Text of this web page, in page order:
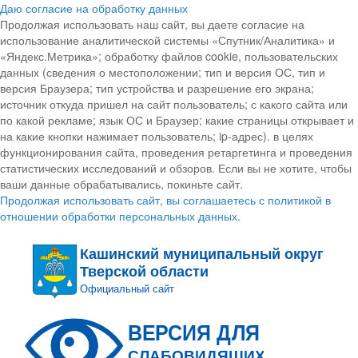
Даю согласие на обработку данных
Продолжая использовать наш сайт, вы даете согласие на
использование аналитической системы «Спутник/Аналитика» и
«Яндекс.Метрика»; обработку файлов cookie, пользовательских
данных (сведения о местоположении; тип и версия ОС, тип и
версия Браузера; тип устройства и разрешение его экрана;
источник откуда пришел на сайт пользователь; с какого сайта или
по какой рекламе; язык ОС и Браузер; какие страницы открывает и
на какие кнопки нажимает пользователь; ip-адрес). в целях
функционирования сайта, проведения ретаргетинга и проведения
статистических исследований и обзоров. Если вы не хотите, чтобы
ваши данные обрабатывались, покиньте сайт.
Продолжая использовать сайт, вы соглашаетесь с политикой в
отношении обработки персональных данных.